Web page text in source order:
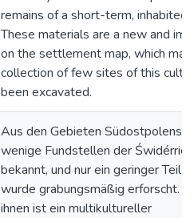
remains of a short-term, inhabited
These materials are a new and
on the settlement map, which
collection of few sites of this
been excavated.
Aus den Gebieten Südostpolens
wenige Fundstellen der
bekannt, und nur ein geringer Teil
wurde grabungsmäßig erforscht.
ihnen ist ein multikultureller